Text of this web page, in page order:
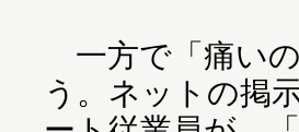
一方で「痛い
う。ネットの掲